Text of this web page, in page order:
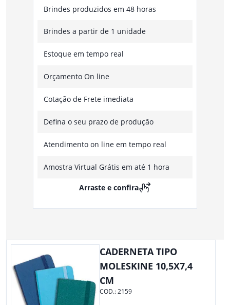
Brindes produzidos em 48 horas
Brindes a partir de 1 unidade
Estoque em tempo real
Orçamento On line
Cotação de Frete imediata
Defina o seu prazo de produção
Atendimento on line em tempo real
Amostra Virtual Grátis em até 1 hora
Arraste e confira
CADERNETA TIPO
MOLESKINE 10,5X7,4
CM
COD.:2159